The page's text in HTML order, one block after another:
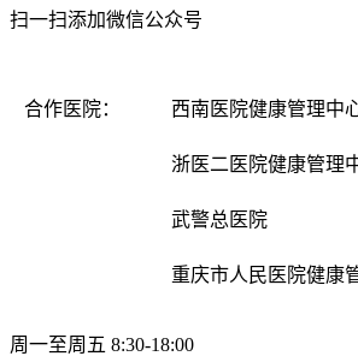
扫一扫添加微信公众号
合作医院： 西南医院健康管理中
浙医二医院健康管理
武警总医院
重庆市人民医院健康
周一至周五 8:30-18:00